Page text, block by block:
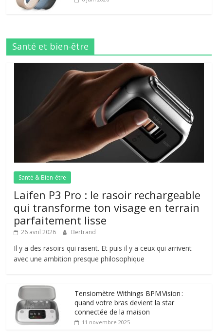
Santé et bien-être
Santé & Bien-être
Laifen P3 Pro : le rasoir rechargeable
qui transforme ton visage en terrain
parfaitement lisse
26 avril 2026 Bertrand
Il y a des rasoirs qui rasent. Et puis il y a ceux qui arrivent
avec une ambition presque philosophique
Tensiomètre Withings BPM Vision :
quand votre bras devient la star
connectée de la maison
11 novembre 2025